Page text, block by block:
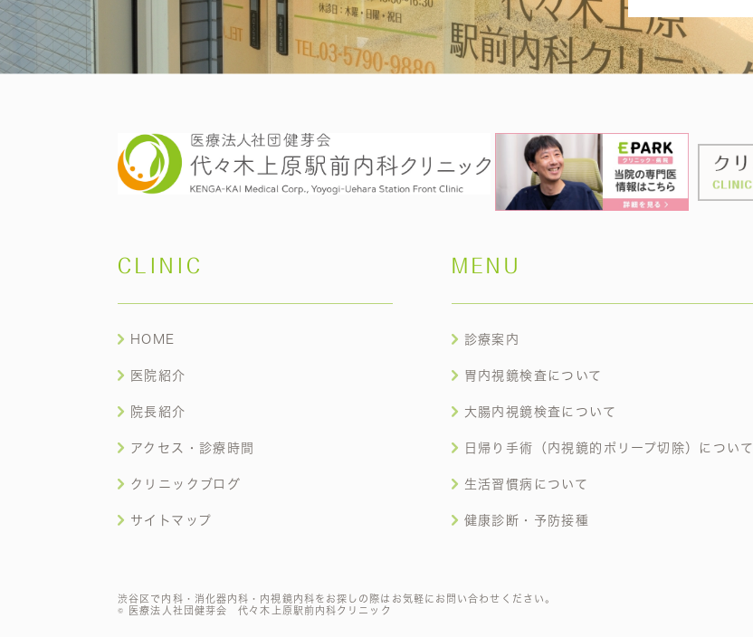
CLINIC
HOME
医院紹介
院長紹介
アクセス・診療時間
クリニックブログ
サイトマップ
MENU
診療案内
胃内視鏡検査について
大腸内視鏡検査について
日帰り手術（内視鏡的ポリープ切除）について
生活習慣病について
健康診断・予防接種
渋谷区で内科・消化器内科・内視鏡内科をお探しの際はお気軽にお問い合わせください。
© 医療法人社団健芽会 代々木上原駅前内科クリニック